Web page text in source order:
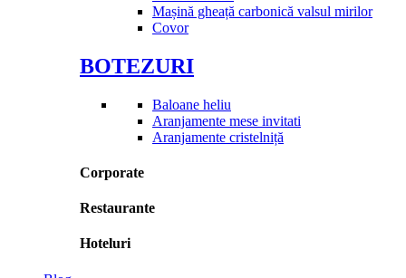
Mașină gheață carbonică valsul mirilor
Covor
BOTEZURI
Baloane heliu
Aranjamente mese invitati
Aranjamente cristelniță
Corporate
Restaurante
Hoteluri